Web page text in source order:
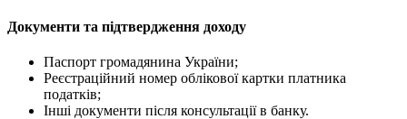
Документи та підтвердження доходу
Паспорт громадянина України;
Реєстраційний номер облікової картки платника
податків;
Інші документи після консультації в банку.